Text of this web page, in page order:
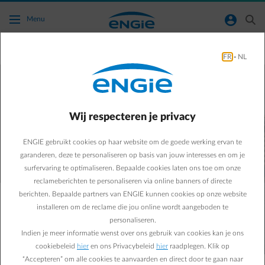
Ga naar de hoofdinhoud
Menu normal-account-circle search
Bespaar op energie met zonnepanelen
In welke fase zit jouw project?
material-filter-list Maak je keuze
FR - NL
Wij respecteren je privacy
ENGIE gebruikt cookies op haar website om de goede werking ervan te
garanderen, deze te personaliseren op basis van jouw interesses en om je
surfervaring te optimaliseren. Bepaalde cookies laten ons toe om onze
reclameberichten te personaliseren via online banners of directe
berichten. Bepaalde partners van ENGIE kunnen cookies op onze website
installeren om de reclame die jou online wordt aangeboden te
personaliseren.
Indien je meer informatie wenst over ons gebruik van cookies kan je ons
cookiebeleid hier en ons Privacybeleid hier raadplegen. Klik op
“Accepteren” om alle cookies te aanvaarden en direct door te gaan naar